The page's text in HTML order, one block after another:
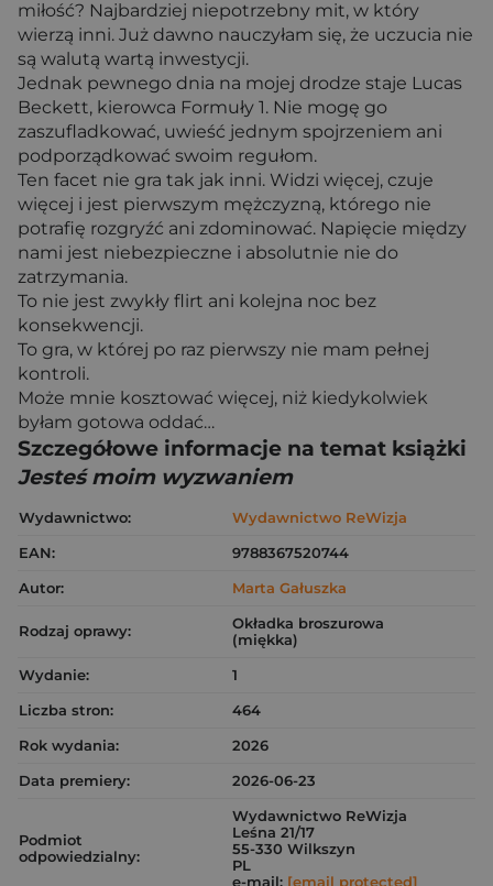
miłość? Najbardziej niepotrzebny mit, w który
wierzą inni. Już dawno nauczyłam się, że uczucia nie
są walutą wartą inwestycji.
Jednak pewnego dnia na mojej drodze staje Lucas
Beckett, kierowca Formuły 1. Nie mogę go
zaszufladkować, uwieść jednym spojrzeniem ani
podporządkować swoim regułom.
Ten facet nie gra tak jak inni. Widzi więcej, czuje
więcej i jest pierwszym mężczyzną, którego nie
potrafię rozgryźć ani zdominować. Napięcie między
nami jest niebezpieczne i absolutnie nie do
zatrzymania.
To nie jest zwykły flirt ani kolejna noc bez
konsekwencji.
To gra, w której po raz pierwszy nie mam pełnej
kontroli.
Może mnie kosztować więcej, niż kiedykolwiek
byłam gotowa oddać…
Szczegółowe informacje na temat książki
Jesteś moim wyzwaniem
Wydawnictwo:
Wydawnictwo ReWizja
EAN:
9788367520744
Autor:
Marta Gałuszka
Rodzaj oprawy:
Okładka broszurowa
(miękka)
Wydanie:
1
Liczba stron:
464
Rok wydania:
2026
Data premiery:
2026-06-23
Podmiot
odpowiedzialny:
Wydawnictwo ReWizja
Leśna 21/17
55-330 Wilkszyn
PL
e-mail: [email protected]